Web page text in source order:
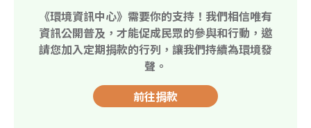
《環境資訊中心》需要你的支持！我們相信唯有
資訊公開普及，才能促成民眾的參與和行動，邀
請您加入定期捐款的行列，讓我們持續為環境發
聲。
前往捐款